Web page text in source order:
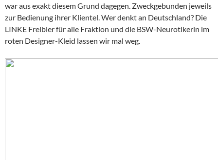
war aus exakt diesem Grund dagegen. Zweckgebunden jeweils
zur Bedienung ihrer Klientel. Wer denkt an Deutschland? Die
LINKE Freibier für alle Fraktion und die BSW-Neurotikerin im
roten Designer-Kleid lassen wir mal weg.